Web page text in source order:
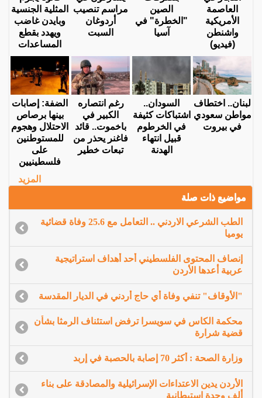
العاصمة
الأمريكية
واشنطن
(فيديو)
الصين
"الخطرة" في
آسيا
مراسم تنصيب
أردوغان
السبت
المثلية الجنسية
وبايدن غاضب
ويهدد بقطع
المساعدات
لبنان.. اختطاف
مواطن سعودي
في بيروت
السودان..
اشتباكات كثيفة
في الخرطوم
قبيل انتهاء
الهدنة
رغم انتصاره
الكبير في
باخموت.. قائد
فاغنر يحذر من
تبعات خطير
الضفة: إصابات
بينها برصاص
الاحتلال وهجوم
للمستوطنين
على
فلسطينيين
المزيد
مواضيع ذات صلة
الطب الشرعي الاردني .. التعامل مع 25.6 وفاة قضائية
يوميا
إنصاف المحتوى الفلسطيني أحد أهداف استراتيجية
عربية أعدها الأردن
"الأوقاف" تنفي وفاة أي حاج أردني في الديار المقدسة
محكمة الكاس في سويسرا ترفض استئناف الرمثا بشأن
قضية شرارة
وزارة الصحة : أكثر 70 إصابة بالحصبة في إربد
الأردن يدين الاعتداءات الإسرائيلية والمصادقة على بناء
ألف وحدة استيطانية